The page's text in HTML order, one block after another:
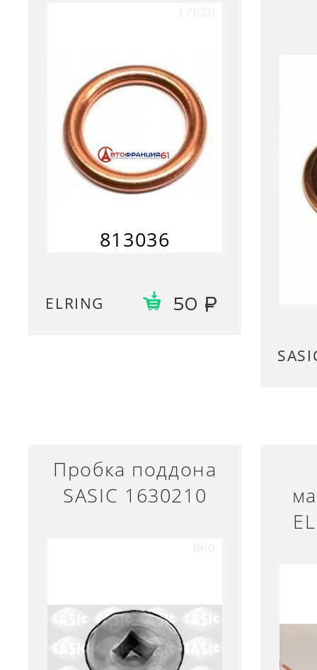
813036
ELRING 50
Пробка поддона
SASIC 1630210